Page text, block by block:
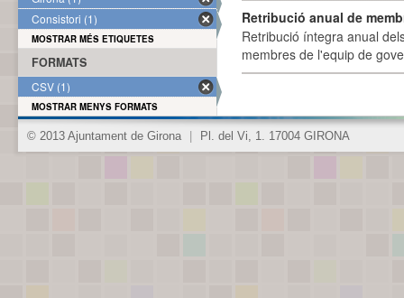
Retribució anual de
Retribució íntegra anual
membres de l'equip de
Consistori (1)
MOSTRAR MÉS ETIQUETES
FORMATS
CSV (1)
MOSTRAR MENYS FORMATS
© 2013 Ajuntament de Girona Pl. del Vi, 1. 17004 GIRONA